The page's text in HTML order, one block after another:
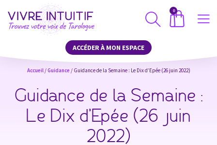
0
ACCÉDER À MON ESPACE
Accueil/Guidance / Guidance de la Semaine : Le Dix d’Epée (26 juin 2022)
Guidance de la Semaine :
Le Dix d’Epée (26 juin
2022)